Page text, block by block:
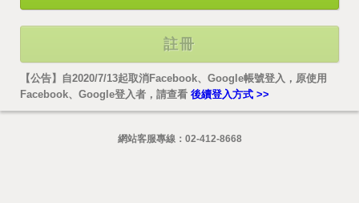
註冊
【公告】自2020/7/13起取消Facebook、Google帳號登入，原使用
Facebook、Google登入者，請查看 後續登入方式 >>
網站客服專線： 02-412-8668